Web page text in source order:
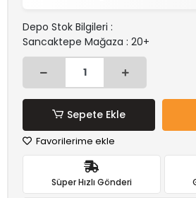
Depo Stok Bilgileri :
Sancaktepe Mağaza : 20+
Sepete Ekle
Favorilerime ekle
Süper Hızlı Gönderi